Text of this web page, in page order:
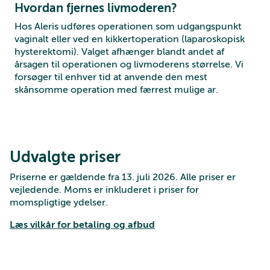
Hvordan fjernes livmoderen?
Hos Aleris udføres operationen som udgangspunkt
vaginalt eller ved en kikkertoperation (laparoskopisk
hysterektomi). Valget afhænger blandt andet af
årsagen til operationen og livmoderens størrelse. Vi
forsøger til enhver tid at anvende den mest
skånsomme operation med færrest mulige ar.
Udvalgte priser
Priserne er gældende fra 13. juli 2026. Alle priser er
vejledende. Moms er inkluderet i priser for
momspligtige ydelser.
Læs vilkår for betaling og afbud